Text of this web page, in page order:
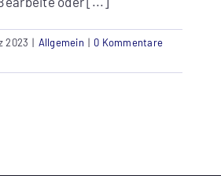
2023 | Allgemein | 0 Kommentare